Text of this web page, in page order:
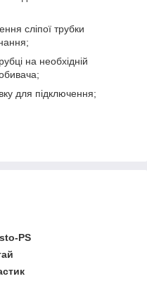
сліпої трубки
на необхідній
для підключення;
PS